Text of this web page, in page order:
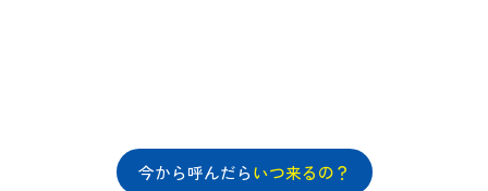
今から呼んだらいつ来るの？